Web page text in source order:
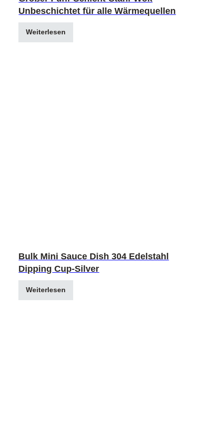
Unbeschichtet für alle Wärmequellen
Weiterlesen
Bulk Mini Sauce Dish 304 Edelstahl
Dipping Cup-Silver
Weiterlesen